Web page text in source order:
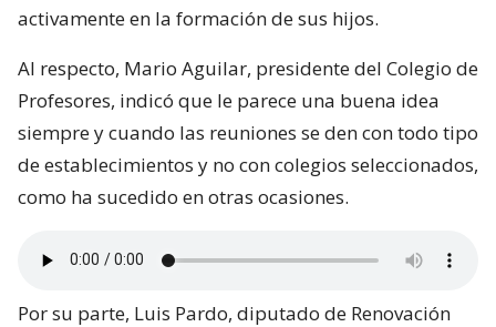
activamente en la formación de sus hijos.
Al respecto, Mario Aguilar, presidente del Colegio de
Profesores, indicó que le parece una buena idea
siempre y cuando las reuniones se den con todo tipo
de establecimientos y no con colegios seleccionados,
como ha sucedido en otras ocasiones.
Por su parte, Luis Pardo, diputado de Renovación